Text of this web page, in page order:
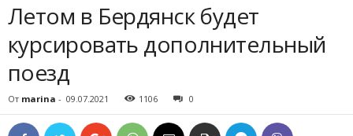
Летом в Бердянск будет
курсировать дополнительный
поезд
От marina - 09.07.2021 1106 0